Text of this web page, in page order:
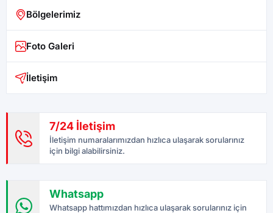
Bölgelerimiz
Foto Galeri
İletişim
7/24 İletişim
İletişim numaralarımızdan hızlıca ulaşarak sorularınız
için bilgi alabilirsiniz.
Whatsapp
Whatsapp hattımızdan hızlıca ulaşarak sorularınız için